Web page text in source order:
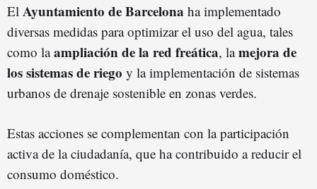
El Ayuntamiento de Barcelona ha implementado
diversas medidas para optimizar el uso del agua, tales
como laampliación de la red freática, lamejora de
los sistemas de riego y la implementación de sistemas
urbanos de drenaje sostenible en zonas verdes.
Estas acciones se complementan con la participación
activa de la ciudadanía, que ha contribuido a reducir el
consumo doméstico.